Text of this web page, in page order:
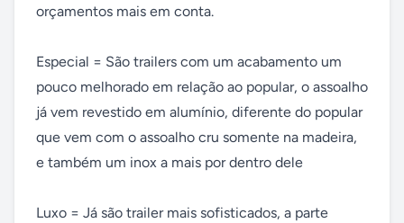
orçamentos mais em conta.
Especial = São trailers com um acabamento um
pouco melhorado em relação ao popular, o assoalho
já vem revestido em alumínio, diferente do popular
que vem com o assoalho cru somente na madeira,
e também um inox a mais por dentro dele
Luxo = Já são trailer mais sofisticados, a parte